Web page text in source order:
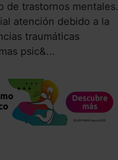
de trastornos mentales.
atención debido a la
traumáticas
psic&...